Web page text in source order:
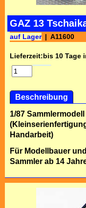
GAZ 13
auf Lager A11600
Lieferzeit:bis 10 Tage
Beschreibung
1/87 Sammlermodell
Handarbeit)
Für Modellbauer und
Sammler ab 14